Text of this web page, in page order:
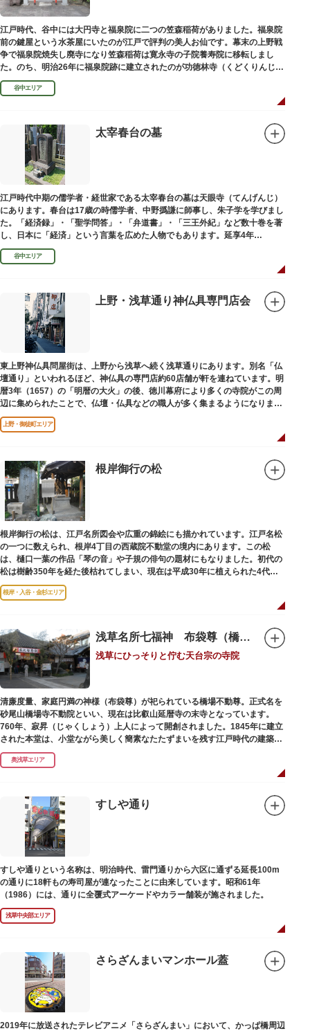
【Twitter】https://twitter.com/onoterupr
江戸時代、谷中には大円寺と福泉院に二つの笠森稲荷がありました。福泉院
前の鍵屋という水茶屋にいたのが江戸で評判の美人お仙です。幕末の上野戦
争で福泉院焼失し廃寺になり笠森稲荷は寛永寺の子院養寿院に移転しまし
た。のち、明治26年に福泉院跡に建立されたのが功徳林寺（くどくりんじ）
で、明治末期には稲荷社が祀られました。
谷中エリア
太宰春台の墓
江戸時代中期の儒学者・経世家である太宰春台の墓は天眼寺（てんげんじ）
にあります。春台は17歳の時儒学者、中野撝謙に師事し、朱子学を学びまし
た。「経済録」・「聖学問答」・「弁道書」・「三王外紀」など数十巻を著
し、日本に「経済」という言葉を広めた人物でもあります。延享4年
（1747）に没しました。
谷中エリア
上野・浅草通り神仏具専門店会
東上野神仏具問屋街は、上野から浅草へ続く浅草通りにあります。別名「仏
壇通り」といわれるほど、神仏具の専門店約60店舗が軒を連ねています。明
暦3年（1657）の「明暦の大火」の後、徳川幕府により多くの寺院がこの周
辺に集められたことで、仏壇・仏具などの職人が多く集まるようになりまし
た。
上野・御徒町エリア
根岸御行の松
根岸御行の松は、江戸名所図会や広重の錦絵にも描かれています。江戸名松
の一つに数えられ、根岸4丁目の西蔵院不動堂の境内にあります。この松
は、樋口一葉の作品「琴の音」や子規の俳句の題材にもなりました。初代の
松は樹齢350年を経た後枯れてしまい、現在は平成30年に植えられた4代目
の松になります。
根岸・入谷・金杉エリア
浅草名所七福神 布袋尊（橋場不動尊）
浅草にひっそりと佇む天台宗の寺院
清廉度量、家庭円満の神様（布袋尊）が祀られている橋場不動尊。正式名を
砂尾山橋場寺不動院といい、現在は比叡山延暦寺の末寺となっています。
760年、寂昇（じゃくしょう）上人によって開創されました。1845年に建立
された本堂は、小堂ながら美しく簡素なたたずまいを残す江戸時代の建築様
式です。明治の大火、関東大震災、第二次大戦の戦災でも周辺を災禍から守
ったことから「火伏せの不動尊」とも呼ばれています。
の昔、すぐ近くを流れる隅田川を往来して参拝する人の目印となったのがこ
の銀杏で、今なおそのパワーを授かりに来る人も多いそうです。
また、江戸時代から伝わる布袋尊像が祀られています。その姿は肩に袋がな
くお腹が袋代わりの形をしている珍しいもので、古くから庶民に尊信されて
います。（御開帳期間 1月1日～7日）
奥浅草エリア
すしや通り
すしや通りという名称は、明治時代、雷門通りから六区に通ずる延長100m
の通りに18軒もの寿司屋が連なったことに由来しています。昭和61年
（1986）には、通りに全覆式アーケードやカラー舗装が施されました。
浅草中央部エリア
さらざんまいマンホール蓋
2019年に放送されたテレビアニメ「さらざんまい」において、かっぱ橋周辺